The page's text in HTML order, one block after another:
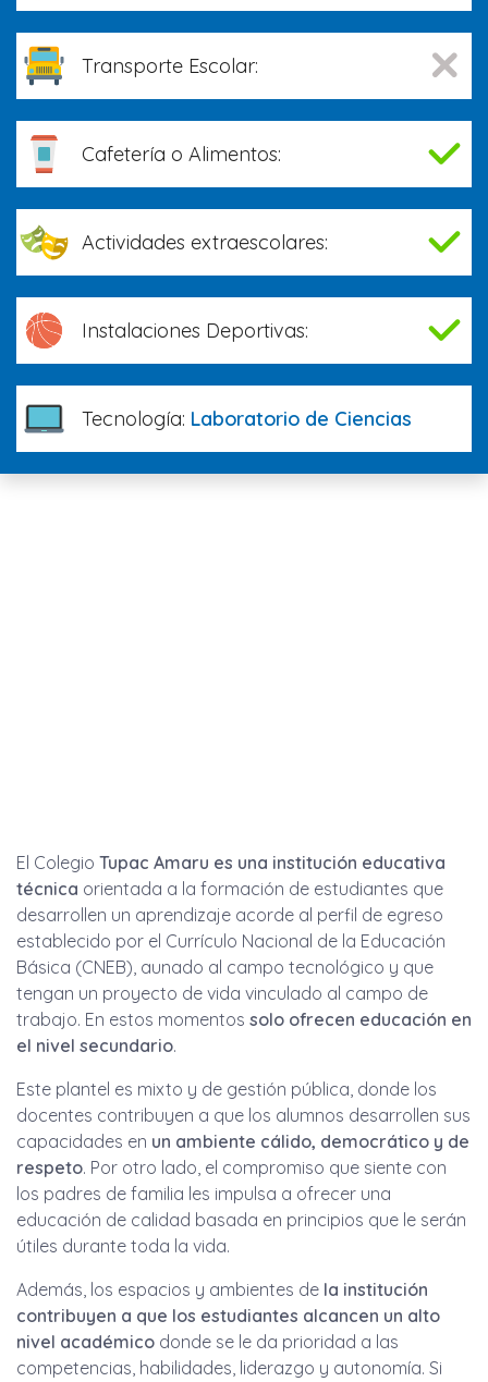
Transporte Escolar:
Cafetería o Alimentos:
Actividades extraescolares:
Instalaciones Deportivas:
Tecnología: Laboratorio de Ciencias
El Colegio Tupac Amaru es una institución educativa
técnica orientada a la formación de estudiantes que
desarrollen un aprendizaje acorde al perfil de egreso
establecido por el Currículo Nacional de la Educación
Básica (CNEB), aunado al campo tecnológico y que
tengan un proyecto de vida vinculado al campo de
trabajo. En estos momentos solo ofrecen educación en
el nivel secundario.
Este plantel es mixto y de gestión pública, donde los
docentes contribuyen a que los alumnos desarrollen sus
capacidades en un ambiente cálido, democrático y de
respeto. Por otro lado, el compromiso que siente con
los padres de familia les impulsa a ofrecer una
educación de calidad basada en principios que le serán
útiles durante toda la vida.
Además, los espacios y ambientes de la institución
contribuyen a que los estudiantes alcancen un alto
nivel académico donde se le da prioridad a las
competencias, habilidades, liderazgo y autonomía. Si